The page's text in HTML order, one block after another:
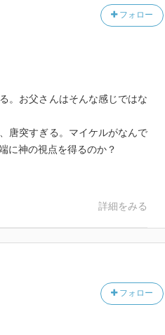
フォロー
。お父さんはそんな感じではな
唐突すぎる。マイケルがなんで
に神の視点を得るのか？
詳細をみる
フォロー